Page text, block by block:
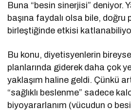
Buna “besin sinerjisi” deniyor.
başına faydalı olsa bile, doğru
birleştiğinde etkisi
Bu konu, diyetisyenlerin
planlarında giderek daha çok
yaklaşım haline geldi. Çünkü
“sağlıklı beslenme” sadece
biyoyararlanım (vücudun o